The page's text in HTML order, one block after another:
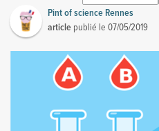
Pint of science Rennes
article publié le07/05/2019